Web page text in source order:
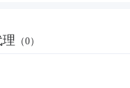
理 （0）